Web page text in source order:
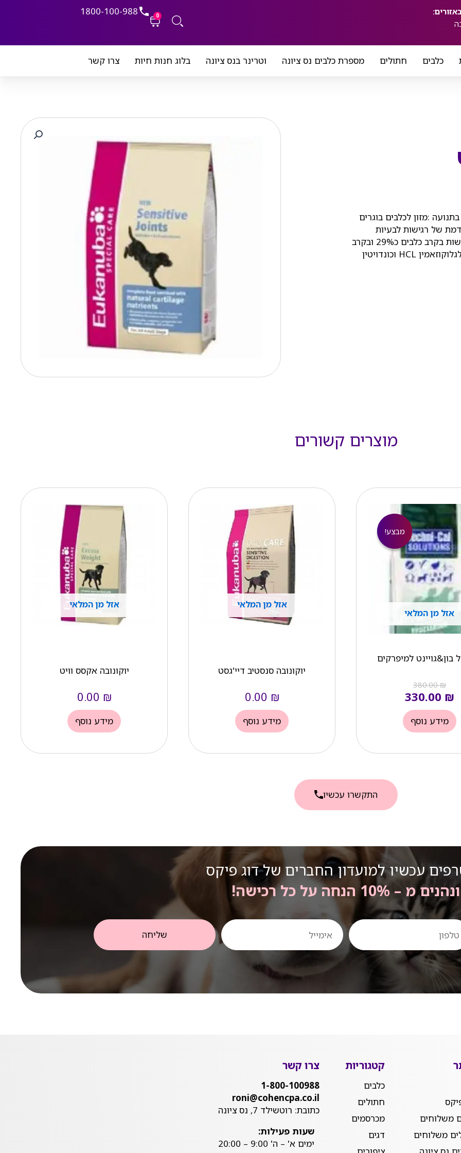
0
עגלת
קניות
1800-100-988
כלבים חתולים מספרת כלבים נס ציונה וטרינר בנס ציונה בלוג חנות חיות צרו קשר
:מזון לכלבים בוגרים
של רגישות לבעיות
מפרקים, נטיה לכאבי פרקים וקשיים בתנועה. שכיחות הרגישות בקרב כלבים כ29% ובקרב
כלבים מגזע גדול כ-40%. מזון מועשר בסחוס טבעי כמקור לגלוקוזאמין HCL וכונדויטין
מוצרים קשורים
מבצע!
אזל מן המלאי
מבצע!
בון&גויינט למיפרקים
₪
380.00
המקורי
היה:
₪ 380.00.
₪
הנוכחי
הוא:
₪ 330.00.
מידע נוסף
אזל מן המלאי
יוקונובה סנסטיב דיי'גסט
₪
מידע נוסף
אזל מן המלאי
יוקונובה אקסס וויט
₪
מידע נוסף
התקשרו עכשיו
עכשיו למועדון החברים של דוג פיקס
ונהנים מ – 10% הנחה על כל רכישה!
אימייל
שליחה
משלוחים
משלוחים
קטגוריות
כלבים
חתולים
מכרסמים
דגים
צרו קשר
1-800-100988
roni@cohencpa.co.il
כתובת: רוטשילד 7, נס ציונה
שעות פעילות:
ימים א' – ה' 9:00 – 20:00